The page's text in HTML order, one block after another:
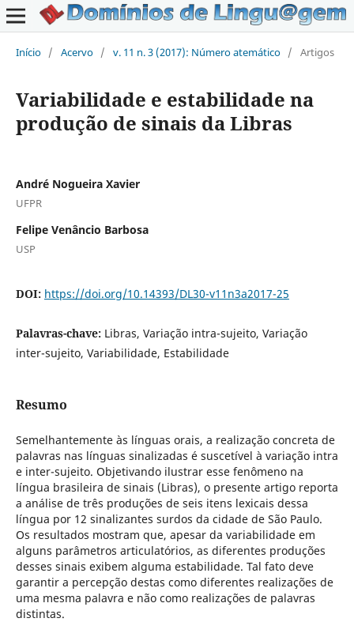
Início / Acervo / v. 11 n. 3 (2017): Número atemático / Artigos
Variabilidade e estabilidade na
produção de sinais da Libras
André Nogueira Xavier
UFPR
Felipe Venâncio Barbosa
USP
DOI: https://doi.org/10.14393/DL30-v11n3a2017-25
Palavras-chave: Libras, Variação intra-sujeito, Variação
inter-sujeito, Variabilidade, Estabilidade
Resumo
Semelhantemente às línguas orais, a realização concreta de
palavras nas línguas sinalizadas é suscetível à variação intra
e inter-sujeito. Objetivando ilustrar esse fenômeno na
língua brasileira de sinais (Libras), o presente artigo reporta
a análise de três produções de seis itens lexicais dessa
língua por 12 sinalizantes surdos da cidade de São Paulo.
Os resultados mostram que, apesar da variabilidade em
alguns parâmetros articulatórios, as diferentes produções
desses sinais exibem alguma estabilidade. Tal fato deve
garantir a percepção destas como diferentes realizações de
uma mesma palavra e não como realizações de palavras
distintas.